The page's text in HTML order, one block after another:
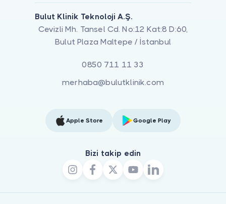
Bulut Klinik Teknoloji A.Ş.
Cevizli Mh. Tansel Cd. No:12 Kat:8 D:60,
Bulut Plaza Maltepe / İstanbul
0850 711 11 33
merhaba@bulutklinik.com
Apple Store Google Play
Bizi takip edin